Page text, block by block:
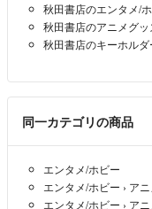
秋田書店のエンタメ/
秋田書店のアニメグッ
秋田書店のキーホルダ
同一カテゴリの商品
エンタメ/ホビー
エンタメ/ホビー › ア
エンタメ/ホビー › ア